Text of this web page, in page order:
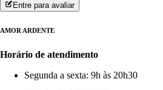
Entre para avaliar
AMOR ARDENTE
Horário de atendimento
Segunda a sexta: 9h às 20h30